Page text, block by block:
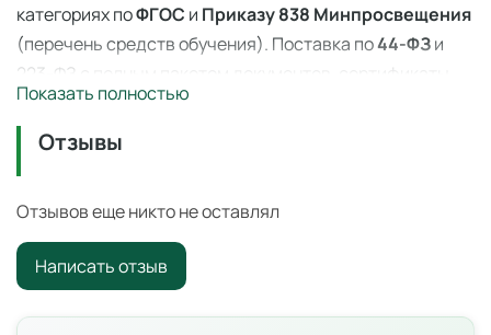
категориях поФГОС и Приказу 838 Минпросвещения
(перечень средств обучения). Поставка по44-ФЗи
223-ФЗ с полным пакетом документов, сертификаты
ЕАЭС, гарантия производителя. Доставка по всей
России — 3–14 дней со склада в Ангарске.
Математика 1 класс (8 таблиц)
учебное оборудование для оснащения
образовательных учреждений по ФГОС и
Минпросвещения.
Цена: 2 790 ₽ с НДС. Поставка по всей России для
Показать полностью
Отзывы
Отзывов еще никто не оставлял
Написать отзыв